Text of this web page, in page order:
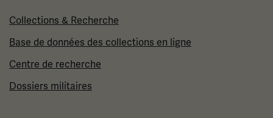
Collections & Recherche
Base de données des collections en ligne
Centre de recherche
Dossiers militaires